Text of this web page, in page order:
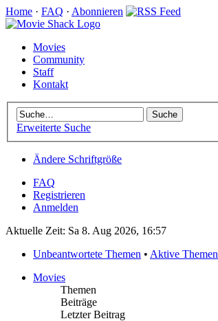
Home · FAQ · Abonnieren
Movies
Community
Staff
Kontakt
Erweiterte Suche
Ändere Schriftgröße
FAQ
Registrieren
Anmelden
Aktuelle Zeit: Sa 8. Aug 2026, 16:57
Unbeantwortete Themen • Aktive Themen
Movies
Themen
Beiträge
Letzter Beitrag